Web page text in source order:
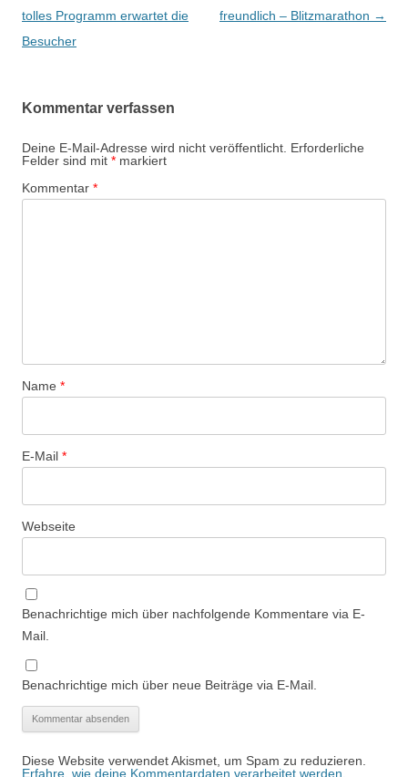
Navigation
tolles Programm erwartet die
Besucher
freundlich – Blitzmarathon →
Kommentar verfassen
Deine E-Mail-Adresse wird nicht veröffentlicht. Erforderliche
Felder sind mit * markiert
Kommentar *
Name *
E-Mail *
Webseite
Benachrichtige mich über nachfolgende Kommentare via E-
Mail.
Benachrichtige mich über neue Beiträge via E-Mail.
Diese Website verwendet Akismet, um Spam zu reduzieren.
Erfahre, wie deine Kommentardaten verarbeitet werden.